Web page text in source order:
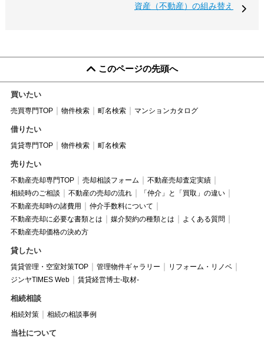
資産（不動産）の組み替え
このページの先頭へ
買いたい
売買専門TOP 物件検索 町名検索 マンションカタログ
借りたい
賃貸専門TOP 物件検索 町名検索
売りたい
不動産売却専門TOP 売却相談フォーム
不動産売却査定実績
相続時のご相談
不動産の売却の流れ
「仲介」と「買取」の違い
不動産売却時の諸費用
仲介手数料について
不動産売却に必要な書類とは
媒介契約の種類とは
よくある質問
不動産売却価格の決め方
貸したい
賃貸管理・空室対策TOP 管理物件ギャラリー
リフォーム・リノベ
ジンヤTIMES Web
賃貸経営博士-取材-
相続相談
相続対策 相続の相談事例
当社について